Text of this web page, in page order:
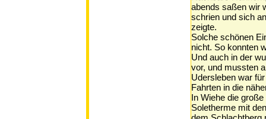
abends saßen wir
schrien und sich
zeigte.
Solche schönen
nicht. So konnten
Und auch in der
vor, und mussten
Udersleben war
Fahrten in die
In Wiehe die
Soletherme mit